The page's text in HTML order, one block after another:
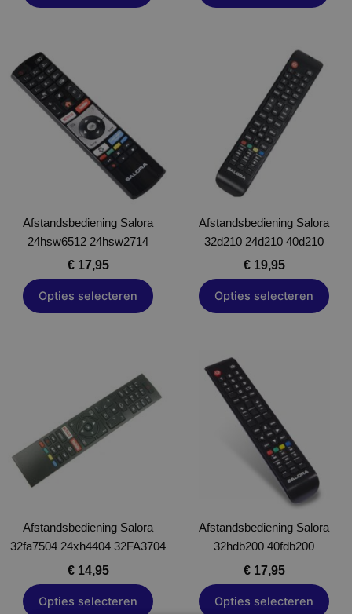
Afstandsbediening Salora
24hsw6512 24hsw2714
€17,95
Opties selecteren
heeft
meerdere
variaties.
Deze
optie
gekozen
worden
op
de
productpagina
Afstandsbediening Salora
32d210 24d210 40d210
€19,95
Opties selecteren
product
heeft
meerdere
variaties.
Deze
optie
worden
op
de
productpagina
Afstandsbediening Salora
32fa7504 24xh4404 32FA3704
€14,95
Opties selecteren
heeft
meerdere
variaties.
Deze
worden
op
de
productpagina
Afstandsbediening Salora
32hdb200 40fdb200
€17,95
Opties selecteren
heeft
meerdere
variaties.
Deze
optie
kan
gekozen
worden
op
de
productpagina